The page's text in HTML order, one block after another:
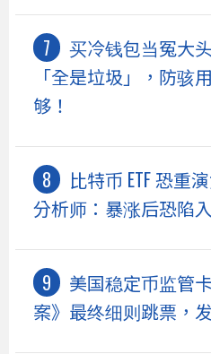
买冷钱包当冤大
「全是垃圾」，防骇
够！
比特币 ETF 恐重
分析师：暴涨后恐陷
美国稳定币监管卡
案》最终细则跳票，